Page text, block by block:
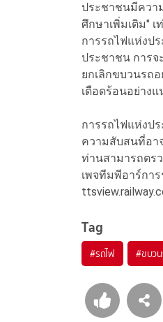
ประชาชนมีควา
ศึกษาเพิ่มเติม" เ
การรถไฟแห่งป
ประชาชน การจ
ยกเลิกขบวนรถ
เดือดร้อนอย่าง
การรถไฟแห่งป
ความสับสนที่อา
ท่านสามารถตร
เพจทีมพีอาร์การ
Tag
#รถไฟ #ขบว